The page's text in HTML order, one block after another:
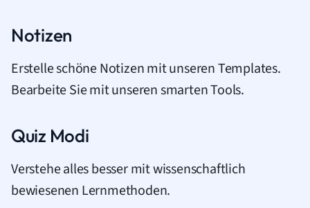
Notizen
Erstelle schöne Notizen mit unseren Templates.
Bearbeite Sie mit unseren smarten Tools.
Quiz Modi
Verstehe alles besser mit wissenschaftlich
bewiesenen Lernmethoden.